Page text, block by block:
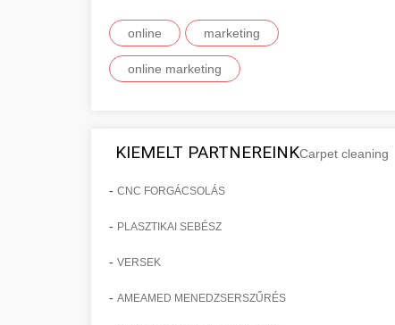
online marketing
online marketing
KIEMELT PARTNEREINKCarpet cleaning
- CNC FORGÁCSOLÁS
- PLASZTIKAI SEBÉSZ
- VERSEK
- AMEAMED MENEDZSERSZŰRÉS